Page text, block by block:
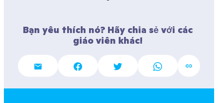
Bạn yêu thích nó? Hãy chia sẻ với các
giáo viên khác!